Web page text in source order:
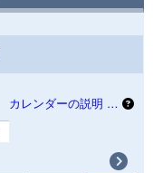
カレンダーの説明 …